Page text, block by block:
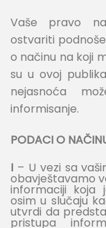
Vaše pravo
ostvariti
o načinu na koji
su u ovoj
nejasnoća
informisanje.
PODACI O
I – U vezi sa
obavještavamo
informaciji koja
osim u slučaju
utvrdi da
pristupa